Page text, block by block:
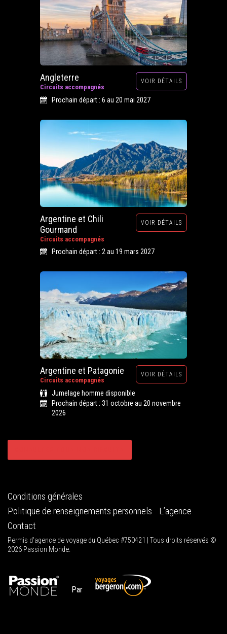
Angleterre
Circuits accompagnés
VOIR DÉTAILS
Prochain départ : 6 au 20 mai 2027
Argentine et Chili
Gourmand
Circuits accompagnés
VOIR DÉTAILS
Prochain départ : 2 au 19 mars 2027
Argentine et Patagonie
Circuits accompagnés
VOIR DÉTAILS
Jumelage homme disponible
Prochain départ : 31 octobre au 20 novembre
2026
Conditions générales
Politique de renseignements personnels
L’agence
Contact
Permis d'agence de voyage du Québec #750421 | Tous droits réservés ©
2026 Passion Monde.
Par